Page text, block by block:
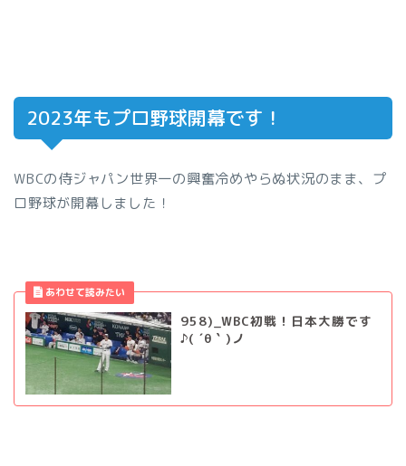
2023年もプロ野球開幕です！
WBCの侍ジャパン世界一の興奮冷めやらぬ状況のまま、プ
ロ野球が開幕しました！
958)_WBC初戦！日本大勝です
♪( ´θ｀)ノ